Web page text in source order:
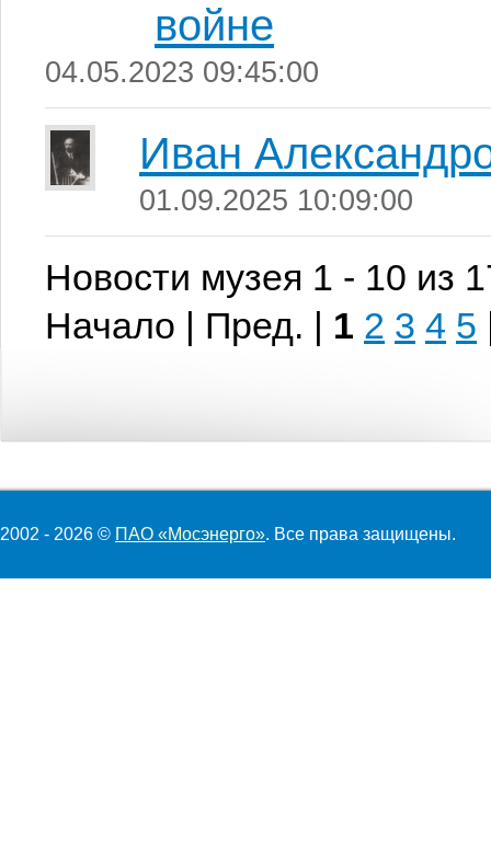
войне
04.05.2023 09:45:00
Иван
01.09.2025 10:09:00
Новости музея 1 - 10 из
Начало | Пред. | 1 2 3 4 5
2002 - 2026 © ПАО «Мосэнерго». Все права защищены.